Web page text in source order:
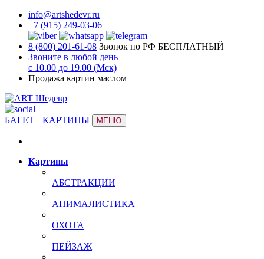
info@artshedevr.ru
+7 (915) 249-03-06
8 (800) 201-61-08 Звонок по РФ БЕСПЛАТНЫЙ
Звоните в любой день
с 10.00 до 19.00 (Мск)
Продажа картин маслом
БАГЕТ КАРТИНЫ МЕНЮ
Картины
АБСТРАКЦИИ
АНИМАЛИСТИКА
ОХОТА
ПЕЙЗАЖ